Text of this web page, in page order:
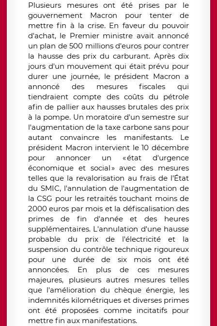
Plusieurs mesures ont été prises par le
gouvernement Macron pour tenter de
mettre fin à la crise. En faveur du pouvoir
d'achat, le Premier ministre avait annoncé
un plan de 500 millions d'euros pour contrer
la hausse des prix du carburant. Après dix
jours d'un mouvement qui était prévu pour
durer une journée, le président Macron a
annoncé des mesures fiscales qui
tiendraient compte des coûts du pétrole
afin de pallier aux hausses brutales des prix
à la pompe. Un moratoire d'un semestre sur
l'augmentation de la taxe carbone sans pour
autant convaincre les manifestants. Le
président Macron intervient le 10 décembre
pour annoncer un « état d'urgence
économique et social » avec des mesures
telles que la revalorisation au frais de l'État
du SMIC, l'annulation de l'augmentation de
la CSG pour les retraités touchant moins de
2000 euros par mois et la défiscalisation des
primes de fin d'année et des heures
supplémentaires. L'annulation d'une hausse
probable du prix de l'électricité et la
suspension du contrôle technique rigoureux
pour une durée de six mois ont été
annoncées. En plus de ces mesures
majeures, plusieurs autres mesures telles
que l'amélioration du chèque énergie, les
indemnités kilométriques et diverses primes
ont été proposées comme incitatifs pour
mettre fin aux manifestations.